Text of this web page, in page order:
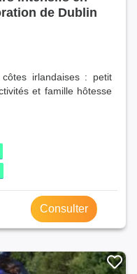
de Dublin
irlandaises : petit
et famille hôtesse
Consulter